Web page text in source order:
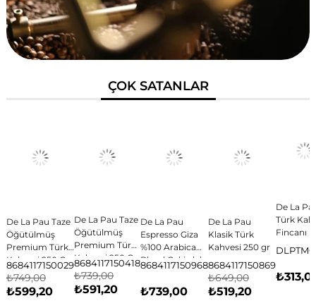
ÇOK SATANLAR
De La Pau Taze
Öğütülmüş
Premium Türk
Kahvesi 250 Gr
(Özel Silindir
Kutu)
8684117150029
₺599,20
₺749,00
De La Pau Taze
Öğütülmüş
Premium Türk
Kahvesi 250 Gr
8684117150418
₺591,20
₺739,00
De La Pau
Espresso Giza
%100 Arabica
Blend Çekirdek
8684117150968
₺739,00
De La Pau
Klasik Türk
Kahvesi 250 gr
8684117150869
₺519,20
₺649,00
De La
Türk
Fincanı